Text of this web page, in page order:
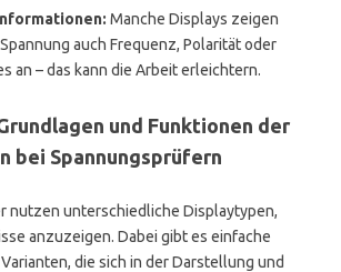
Manche Displays zeigen
auch Frequenz, Polarität oder
an – das kann die Arbeit erleichtern.
und Funktionen der
bei Spannungsprüfern
nutzen unterschiedliche Displaytypen,
anzuzeigen. Dabei gibt es einfache
die sich in der Darstellung und